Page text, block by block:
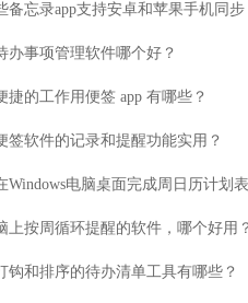
备忘录app支持安卓和苹果手机同步
办事项管理软件哪个好？
捷的工作用便签 app 有哪些？
签软件的记录和提醒功能实用？
Windows电脑桌面完成周日历计划
上按周循环提醒的软件，哪个好用
钩和排序的待办清单工具有哪些？